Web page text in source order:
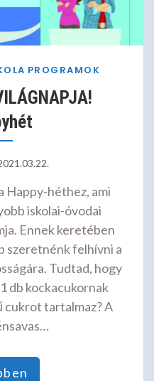
PROGRAMOK
Happy-héthez, ami
iskolai-óvodai
Ennek keretében
szeretnénk felhívni a
Tudtad, hogy
db kockacukornak
cukrot tartalmaz? A